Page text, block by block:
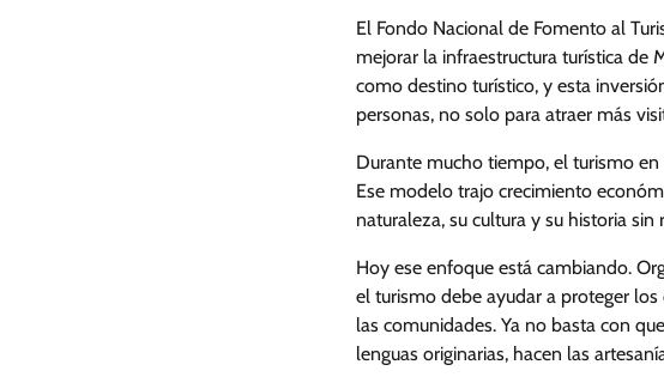
El Fondo Nacional de Fomento al
mejorar la infraestructura turística de
como destino turístico, y esta
personas, no solo para atraer más
Durante mucho tiempo, el turismo
Ese modelo trajo crecimiento
naturaleza, su cultura y su historia sin
Hoy ese enfoque está cambiando.
el turismo debe ayudar a proteger
las comunidades. Ya no basta con
lenguas originarias, hacen las